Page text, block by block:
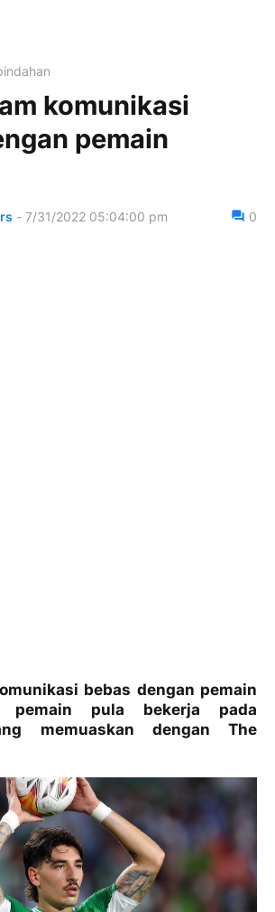
komunikasi
pemain
- 7/31/2022 05:04:00 pm 0
bebas dengan pemain
pemain pula bekerja pada
memuaskan dengan The